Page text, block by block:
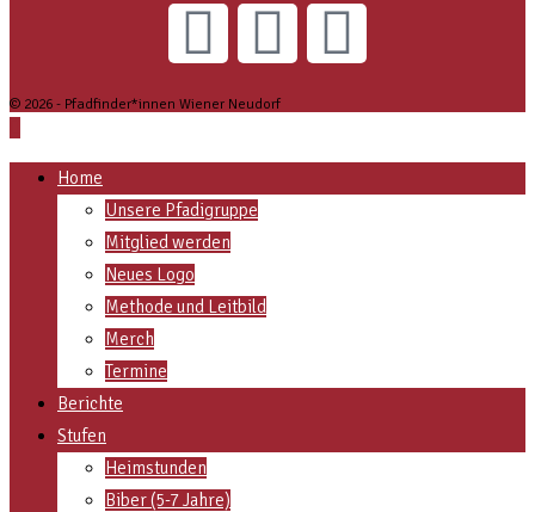
© 2026 - Pfadfinder*innen Wiener Neudorf
Home
Unsere Pfadigruppe
Mitglied werden
Neues Logo
Methode und Leitbild
Merch
Termine
Berichte
Stufen
Heimstunden
Biber (5-7 Jahre)